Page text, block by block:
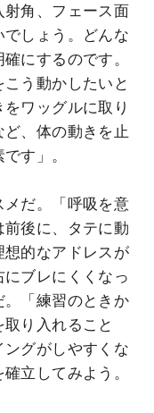
射角、フェース面
しょう。どんな
にするのです。
う動かしたいと
ワッグルに取り
、体の動きを止
す」。
メだ。「呼吸を意
後に、タテに動
想的なアドレスが
ブレにくくなっ
「練習のときか
り入れること
グがしやすくな
立してみよう。